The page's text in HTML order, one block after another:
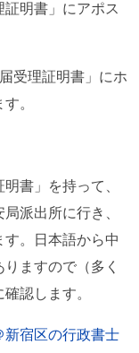
明書」にアポス
受理証明書」にホ
。
書」を持って、
派出所に行き、
。日本語から中
ますので（多く
認します。
新宿区の行政書士